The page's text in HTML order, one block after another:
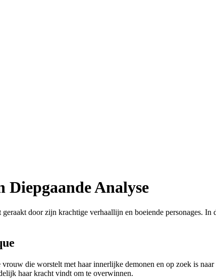
Analyse
door zijn krachtige verhaallijn en boeiende personages.
die worstelt met haar innerlijke demonen en op zoek is
haar kracht vindt om te overwinnen.